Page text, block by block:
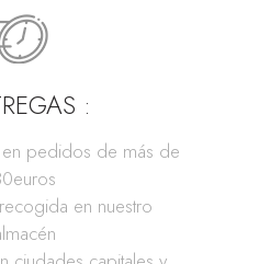
:
en pedidos de más de
en nuestro